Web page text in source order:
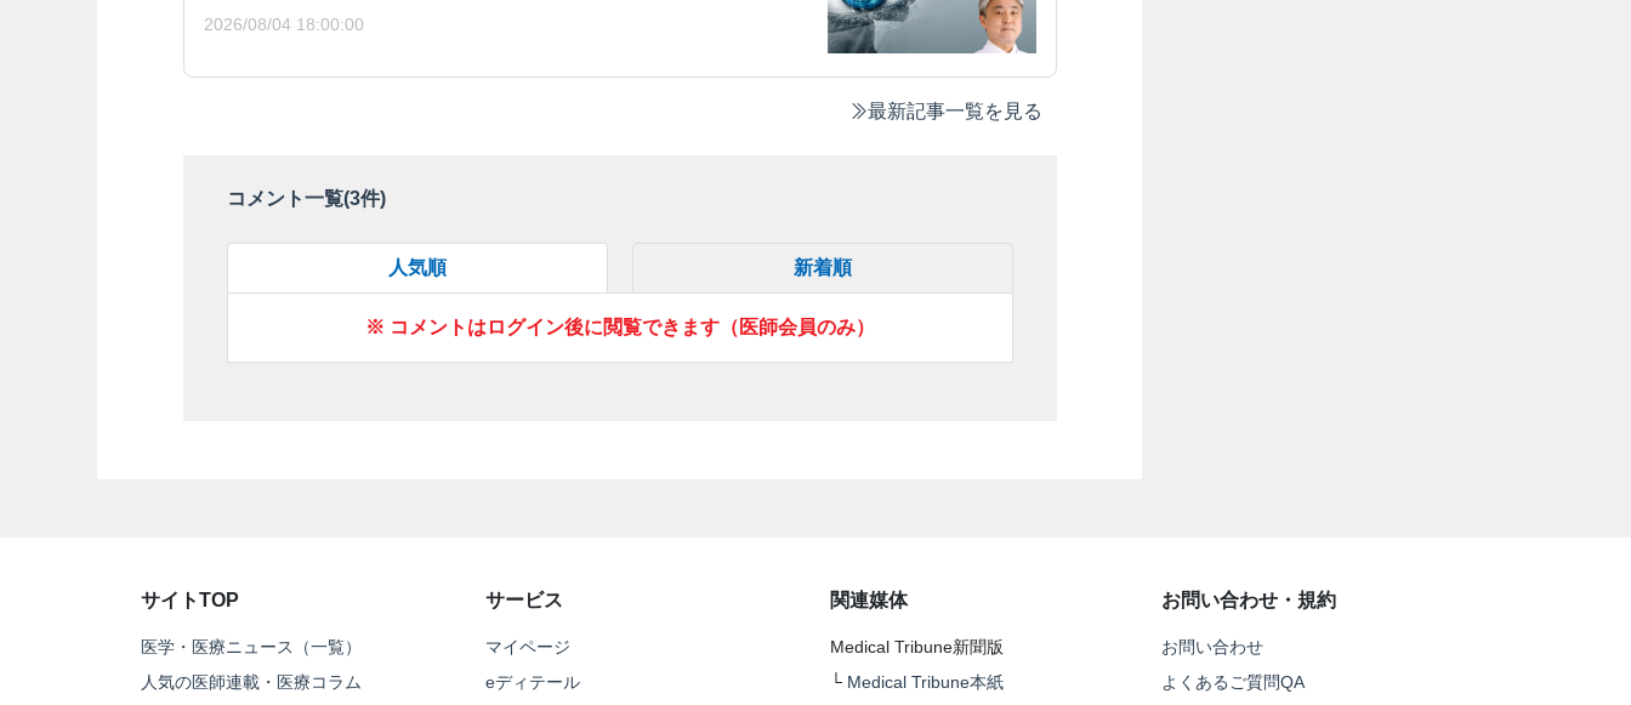
2026/08/04 18:00:00
最新記事一覧を見る
コメント一覧(3件)
人気順 新着順
※ コメントはログイン後に閲覧できます（医師会員のみ）
サイトTOP
医学・医療ニュース（一覧）
人気の医師連載・医療コラム
サービス
マイページ
eディテール
関連媒体
Medical Tribune新聞版
└ Medical Tribune本紙
お問い合わせ・規約
お問い合わせ
よくあるご質問QA